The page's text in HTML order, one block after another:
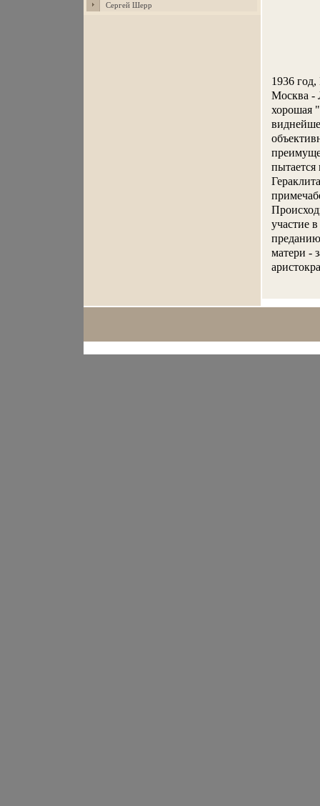
Сергей Шерр
1936 год,
Москва -
хорошая
пытается
участие
матери -